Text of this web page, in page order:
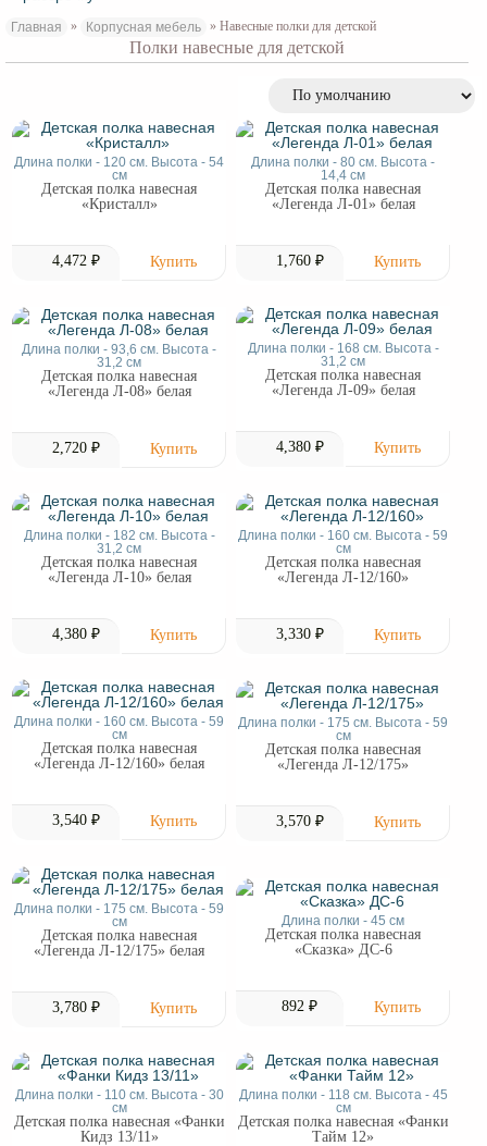
Главная » Корпусная мебель » Навесные полки для детской
Полки навесные для детской
Длина полки - 120 см. Высота - 54
см
Детская полка навесная
«Кристалл»
4,472 ₽
Длина полки - 80 см. Высота -
14,4 см
Детская полка навесная
«Легенда Л-01» белая
1,760 ₽
Длина полки - 93,6 см. Высота -
31,2 см
Детская полка навесная
«Легенда Л-08» белая
2,720 ₽
Длина полки - 168 см. Высота -
31,2 см
Детская полка навесная
«Легенда Л-09» белая
4,380 ₽
Длина полки - 182 см. Высота -
31,2 см
Детская полка навесная
«Легенда Л-10» белая
4,380 ₽
Длина полки - 160 см. Высота - 59
см
Детская полка навесная
«Легенда Л-12/160»
3,330 ₽
Длина полки - 160 см. Высота - 59
см
Детская полка навесная
«Легенда Л-12/160» белая
3,540 ₽
Длина полки - 175 см. Высота - 59
см
Детская полка навесная
«Легенда Л-12/175»
3,570 ₽
Длина полки - 175 см. Высота - 59
см
Детская полка навесная
«Легенда Л-12/175» белая
3,780 ₽
Длина полки - 45 см
Детская полка навесная
«Сказка» ДС-6
892 ₽
Длина полки - 110 см. Высота - 30
см
Детская полка навесная «Фанки
Кидз 13/11»
Длина полки - 118 см. Высота - 45
см
Детская полка навесная «Фанки
Тайм 12»